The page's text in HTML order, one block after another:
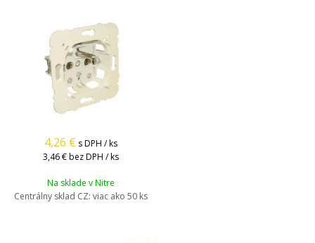
4,26 € s DPH / ks
3,46 € bez DPH / ks
Na sklade v Nitre
Centrálny sklad CZ: viac ako 50 ks